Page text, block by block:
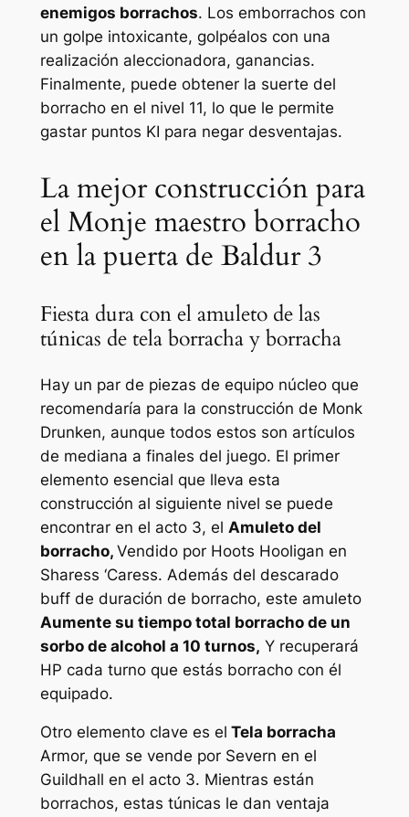
enemigos borrachos. Los emborrachos con
un golpe intoxicante, golpéalos con una
realización aleccionadora, ganancias.
Finalmente, puede obtener la suerte del
borracho en el nivel 11, lo que le permite
gastar puntos KI para negar desventajas.
La mejor construcción para
el Monje maestro borracho
en la puerta de Baldur 3
Fiesta dura con el amuleto de las
túnicas de tela borracha y borracha
Hay un par de piezas de equipo núcleo que
recomendaría para la construcción de Monk
Drunken, aunque todos estos son artículos
de mediana a finales del juego. El primer
elemento esencial que lleva esta
construcción al siguiente nivel se puede
encontrar en el acto 3, el Amuleto del
borracho, Vendido por Hoots Hooligan en
Sharess ‘Caress. Además del descarado
buff de duración de borracho, este amuleto
Aumente su tiempo total borracho de un
sorbo de alcohol a 10 turnos, Y recuperará
HP cada turno que estás borracho con él
equipado.
Otro elemento clave es el Tela borracha
Armor, que se vende por Severn en el
Guildhall en el acto 3. Mientras están
borrachos, estas túnicas le dan ventaja